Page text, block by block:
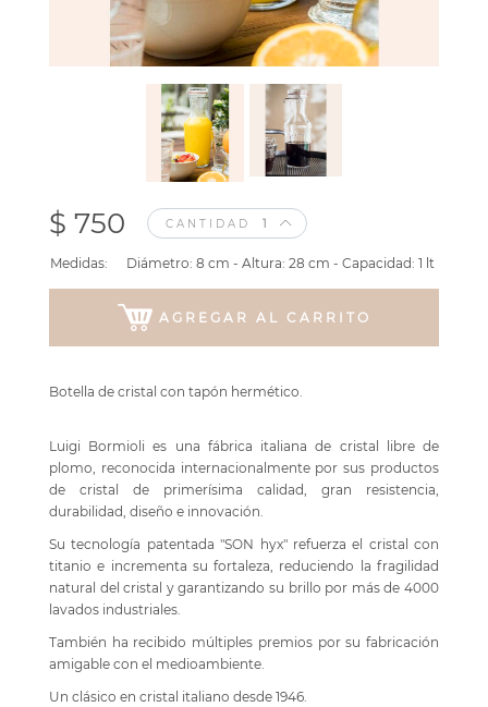
$ 750 CANTIDAD
Medidas: Diámetro: 8 cm - Altura: 28 cm - Capacidad: 1 lt
AGREGAR AL CARRITO
Botella de cristal con tapón hermético.
Luigi Bormioli es una fábrica italiana de cristal libre de
plomo, reconocida internacionalmente por sus productos
de cristal de primerísima calidad, gran resistencia,
durabilidad, diseño e innovación.
Su tecnología patentada "SON hyx" refuerza el cristal con
titanio e incrementa su fortaleza, reduciendo la fragilidad
natural del cristal y garantizando su brillo por más de 4000
lavados industriales.
También ha recibido múltiples premios por su fabricación
amigable con el medioambiente.
Un clásico en cristal italiano desde 1946.